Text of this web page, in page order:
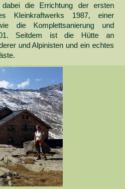
die Errichtung der ersten
Kleinkraftwerks 1987, einer
die Komplettsanierung und
Seitdem ist die Hütte an
und Alpinisten und ein echtes